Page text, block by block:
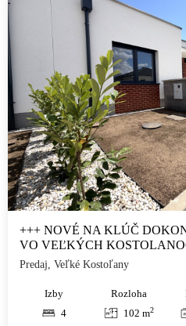
+++ NOVÉ NA KLÚČ
VO VEĽKÝCH
Predaj, Veľké Kostoľany
Izby
4
Rozloha
102 m2